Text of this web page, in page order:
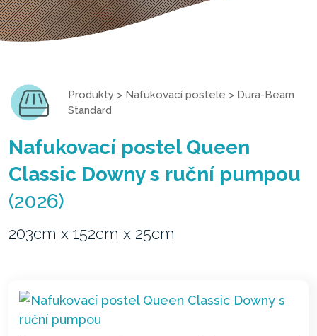
Produkty > Nafukovací postele > Dura-Beam
Standard
Nafukovací postel Queen
Classic Downy s ruční pumpou
(2026)
203cm x 152cm x 25cm